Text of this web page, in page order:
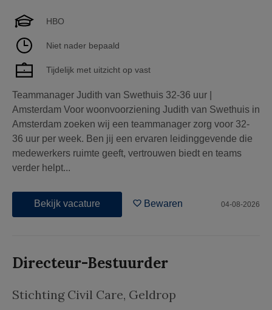
HBO
Niet nader bepaald
Tijdelijk met uitzicht op vast
Teammanager Judith van Swethuis 32-36 uur |
Amsterdam Voor woonvoorziening Judith van Swethuis in
Amsterdam zoeken wij een teammanager zorg voor 32-
36 uur per week. Ben jij een ervaren leidinggevende die
medewerkers ruimte geeft, vertrouwen biedt en teams
verder helpt...
Bekijk vacature Bewaren 04-08-2026
Directeur-Bestuurder
Stichting Civil Care, Geldrop